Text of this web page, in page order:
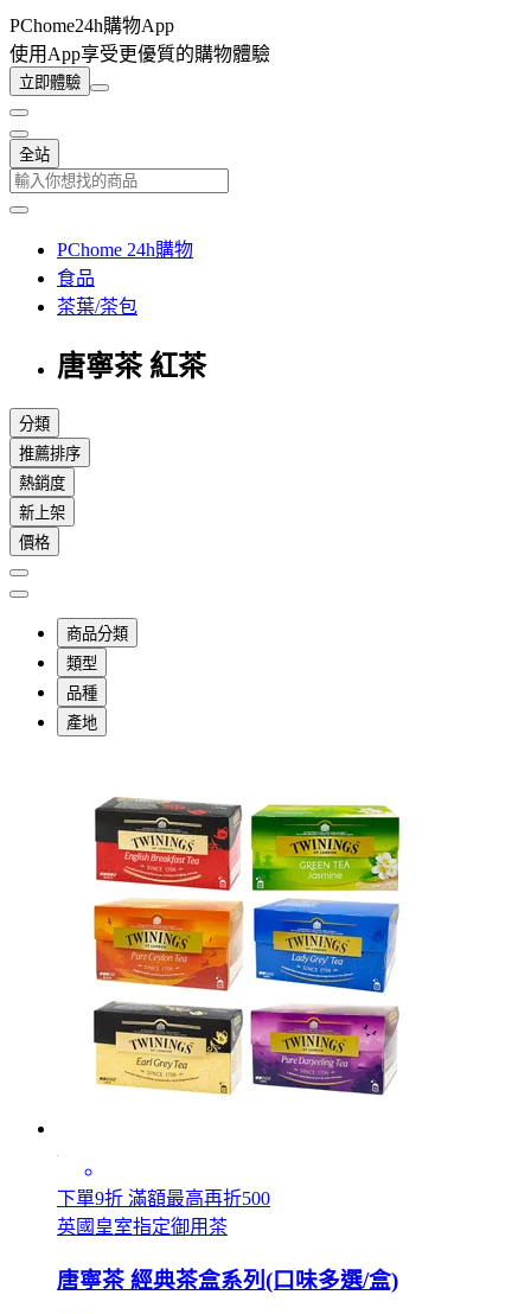
PChome24h購物App
使用App享受更優質的購物體驗
立即體驗
全站
PChome 24h購物
食品
茶葉/茶包
唐寧茶 紅茶
分類
推薦排序
熱銷度
新上架
價格
商品分類
類型
品種
產地
下單9折 滿額最高再折500
英國皇室指定御用茶
唐寧茶 經典茶盒系列(口味多選/盒)